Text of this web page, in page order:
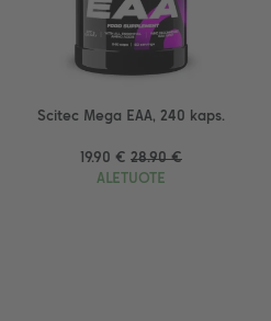
Scitec Mega EAA, 240 kaps.
19.90 € 28.90 €
ALETUOTE